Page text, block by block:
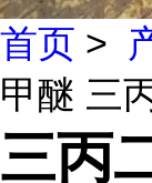
首页 >
甲醚 三
三丙